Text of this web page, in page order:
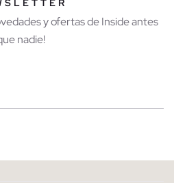
y ofertas de Inside antes
nadie!